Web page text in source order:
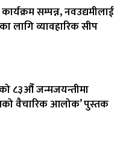
सम्पन्न, नवउद्यमीलाई
लागि व्यावहारिक सीप
८३औँ जन्मजयन्तीमा
वैचारिक आलोक’ पुस्तक